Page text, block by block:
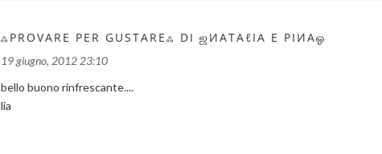
ஃPROVARE PER GUSTAREஃ DI ஜИΑТΑℓΙΑ E ΡΙИΑஓ
19 giugno, 2012 23:10
bello buono rinfrescante....
lia